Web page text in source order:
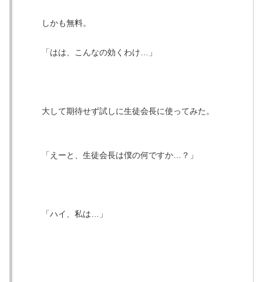
しかも無料。
「はは、こんなの効くわけ…」
大して期待せず試しに生徒会長に使ってみた。
「えーと、生徒会長は僕の何ですか…？」
「ハイ、私は…」